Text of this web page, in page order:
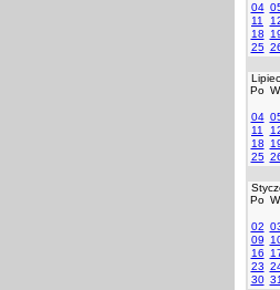
04
11
18
25
Po
04
11
18
25
Po
02
09
16
23
30 31